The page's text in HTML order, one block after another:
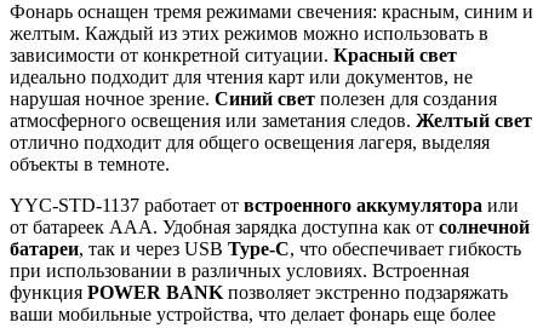
Фонарь оснащен тремя режимами свечения: красным, синим и
желтым. Каждый из этих режимов можно использовать в
зависимости от конкретной ситуации. Красный свет
идеально подходит для чтения карт или документов, не
нарушая ночное зрение. Синий свет полезен для создания
атмосферного освещения или заметания следов. Желтый свет
отлично подходит для общего освещения лагеря, выделяя
объекты в темноте.
YYC-STD-1137 работает от встроенного аккумулятора или
от батареек AAA. Удобная зарядка доступна как от солнечной
батареи, так и через USB Type-C, что обеспечивает гибкость
при использовании в различных условиях. Встроенная
функция POWER BANK позволяет экстренно подзаряжать
ваши мобильные устройства, что делает фонарь еще более